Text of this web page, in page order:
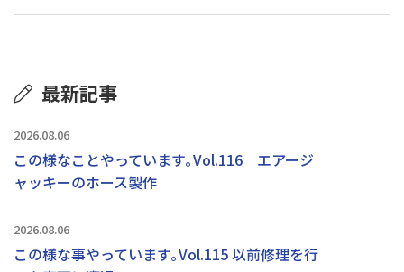
最新記事
2026.08.06
この様なことやっています｡Vol.116 エアージ
ャッキーのホース製作
2026.08.06
この様な事やっています｡Vol.115 以前修理を行